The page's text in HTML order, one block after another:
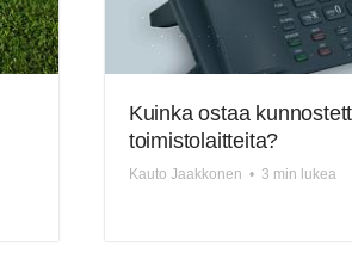
Kuinka ostaa
toimistolaitteita?
Kauto Jaakkonen • 3 min lukea